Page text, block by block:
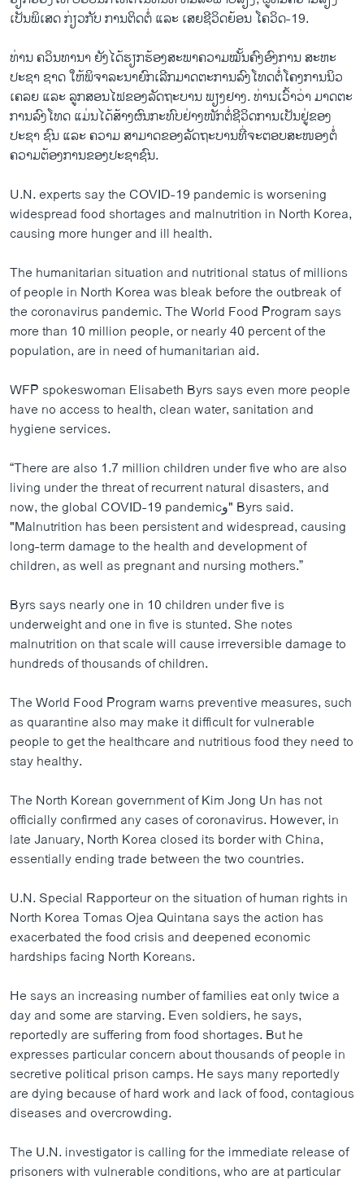
ເປັນພິເສດ ກ່ຽວກັບ ການຕິດຕໍ່ ແລະ ເສຍຊີວິດຍ້ອນ ໂຄວິດ-19.
ທ່ານ ຄວິນທານາ ຍັງໄດ້ຮຽກຮ້ອງສະພາຄວາມໝັ້ນຄົງອົງການ ສະຫະ
ປະຊາ ຊາດ ໃຫ້ພິຈາລະນາຍົກເລີກມາດຕະການລົງໂທດຕໍ່ໂຄງການນິວ
ເຄລຍ ແລະ ລູກສອນໄຟຂອງລັດຖະບານ ພຽງຢາງ. ທ່ານເວົ້າວ່າ ມາດຕະ
ການລົງໂທດ ແມ່ນໄດ້ສ້າງຜົນກະທົບຢ່າງໜັກຕໍ່ຊີວິດການເປັນຢູ່ຂອງ
ປະຊາ ຊົນ ແລະ ຄວາມ ສາມາດຂອງລັດຖະບານທີ່ຈະຕອບສະໜອງຕໍ່
ຄວາມຕ້ອງການຂອງປະຊາຊົນ.
U.N. experts say the COVID-19 pandemic is worsening
widespread food shortages and malnutrition in North Korea,
causing more hunger and ill health.
The humanitarian situation and nutritional status of millions
of people in North Korea was bleak before the outbreak of
the coronavirus pandemic. The World Food Program says
more than 10 million people, or nearly 40 percent of the
population, are in need of humanitarian aid.
WFP spokeswoman Elisabeth Byrs says even more people
have no access to health, clean water, sanitation and
hygiene services.
“There are also 1.7 million children under five who are also
living under the threat of recurrent natural disasters, and
now, the global COVID-19 pandemicو" Byrs said.
"Malnutrition has been persistent and widespread, causing
long-term damage to the health and development of
children, as well as pregnant and nursing mothers.”
Byrs says nearly one in 10 children under five is
underweight and one in five is stunted. She notes
malnutrition on that scale will cause irreversible damage to
hundreds of thousands of children.
The World Food Program warns preventive measures, such
as quarantine also may make it difficult for vulnerable
people to get the healthcare and nutritious food they need to
stay healthy.
The North Korean government of Kim Jong Un has not
officially confirmed any cases of coronavirus. However, in
late January, North Korea closed its border with China,
essentially ending trade between the two countries.
U.N. Special Rapporteur on the situation of human rights in
North Korea Tomas Ojea Quintana says the action has
exacerbated the food crisis and deepened economic
hardships facing North Koreans.
He says an increasing number of families eat only twice a
day and some are starving. Even soldiers, he says,
reportedly are suffering from food shortages. But he
expresses particular concern about thousands of people in
secretive political prison camps. He says many reportedly
are dying because of hard work and lack of food, contagious
diseases and overcrowding.
The U.N. investigator is calling for the immediate release of
prisoners with vulnerable conditions, who are at particular